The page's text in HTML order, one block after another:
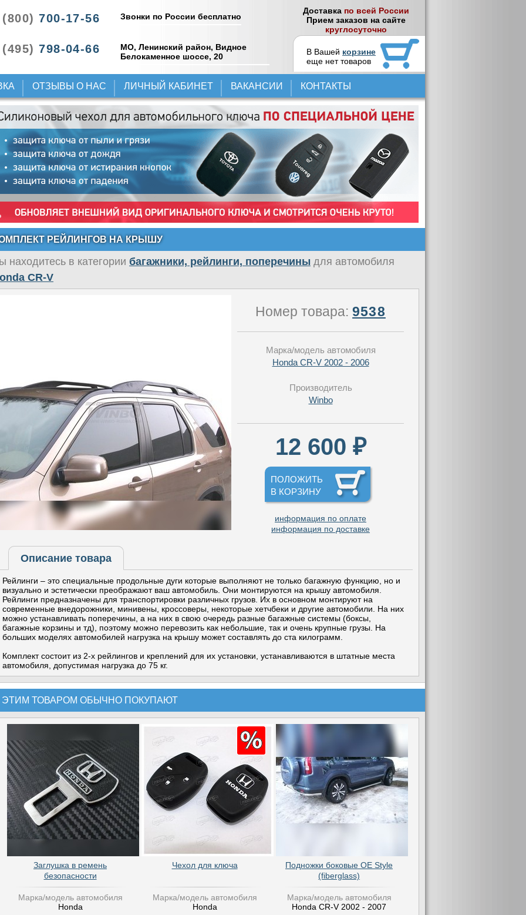
700-17-56
798-04-66
Звонки по России бесплатно
МО, Ленинский район, Видное
Белокаменное шоссе, 20
Доставка по всей России
Прием заказов на сайте
круглосуточно
В Вашей корзине
еще нет товаров
ОТЗЫВЫ О НАС ЛИЧНЫЙ КАБИНЕТ ВАКАНСИИ КОНТАКТЫ
РЕЙЛИНГОВ НА КРЫШУ
находитесь в категории багажники, рейлинги, поперечины для автомобиля
CR-V
Номер товара:9538
Марка/модель автомобиля
Honda CR-V 2002 - 2006
Производитель
Winbo
12 600 ₽
ПОЛОЖИТЬ
В КОРЗИНУ
информация по оплате
информация по доставке
Описание товара
Рейлинги – это специальные продольные дуги которые выполняют не только багажную функцию, но и
визуально и эстетически преображают ваш автомобиль. Они монтируются на крышу автомобиля.
Рейлинги предназначены для транспортировки различных грузов. Их в основном монтируют на
современные внедорожники, минивены, кроссоверы, некоторые хетчбеки и другие автомобили. На них
можно устанавливать поперечины, а на них в свою очередь разные багажные системы (боксы,
багажные корзины и тд), поэтому можно перевозить как небольшие, так и очень крупные грузы. На
больших моделях автомобилей нагрузка на крышу может составлять до ста килограмм.
Комплект состоит из 2-х рейлингов и креплений для их установки, устанавливаются в штатные места
автомобиля, допустимая нагрузка до 75 кг.
ЭТИМ ТОВАРОМ ОБЫЧНО ПОКУПАЮТ
Заглушка в ремень
безопасности
Марка/модель автомобиля
Honda
Чехол для ключа
Марка/модель автомобиля
Honda
Подножки боковые OE Style
(fiberglass)
Марка/модель автомобиля
Honda CR-V 2002 - 2007